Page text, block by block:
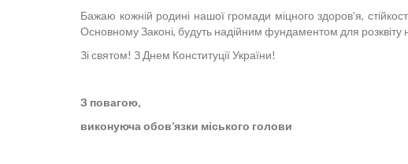
Бажаю кожній родині нашої громади міцного здоров’я,
Основному Законі, будуть надійним фундаментом для
Зі святом! З Днем Конституції України!
З повагою,
виконуюча обов’язки міського